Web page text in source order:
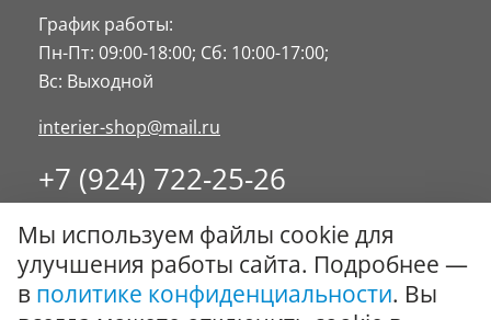
График работы:
Пн-Пт: 09:00-18:00; Сб: 10:00-17:00;
Вс: Выходной
interier-shop@mail.ru
+7 (924) 722-25-26
8 (4234) 32-17-89
Заказать обратный звонок
© ООО "Стиль-Интерьер" 1996 - 2026. Все права
Мы используем файлы cookie для
улучшения работы сайта. Подробнее —
в политике конфиденциальности. Вы